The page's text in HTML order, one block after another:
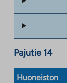
Pajutie 14
Huoneiston